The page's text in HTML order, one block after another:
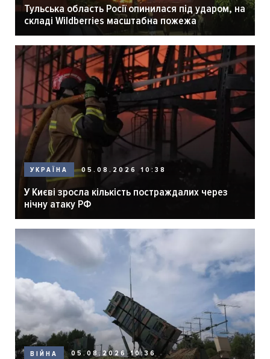
Тульська область Росії опинилася під ударом, на
складі Wildberries масштабна пожежа
УКРАЇНА 05.08.2026 10:38
У Києві зросла кількість постраждалих через
нічну атаку РФ
ВІЙНА 05.08.2026 10:36